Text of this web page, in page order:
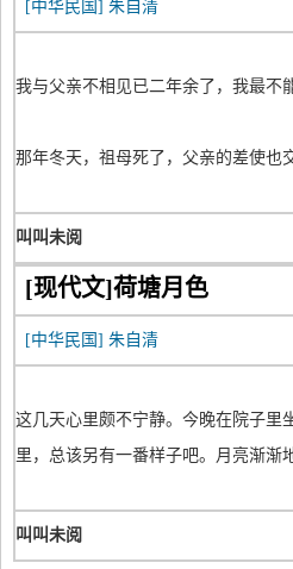
[中华民国] 朱自清
我与父亲不相见已二年余了，我最不
那年冬天，祖母死了，父亲的差使也
叫叫未阅
[现代文]荷塘月色
[中华民国] 朱自清
这几天心里颇不宁静。今晚在院子里
里，总该另有一番样子吧。月亮渐渐
叫叫未阅